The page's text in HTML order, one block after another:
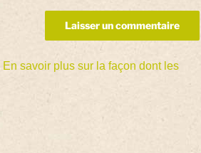
En savoir plus sur la façon dont les